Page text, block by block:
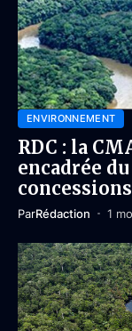
ENVIRONNEMENT
RDC : la
encadrée
ParRédaction 1